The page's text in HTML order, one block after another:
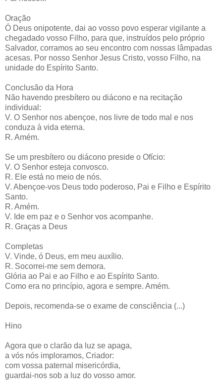
Oração
Ó Deus onipotente, dai ao vosso povo esperar vigilante a
chegadado vosso Filho, para que, instruídos pelo próprio
Salvador, corramos ao seu encontro com nossas lâmpadas
acesas. Por nosso Senhor Jesus Cristo, vosso Filho, na
unidade do Espírito Santo.
Conclusão da Hora
Não havendo presbítero ou diácono e na recitação
individual:
V. O Senhor nos abençoe, nos livre de todo mal e nos
conduza à vida eterna.
R. Amém.
Se um presbítero ou diácono preside o Ofício:
V. O Senhor esteja convosco.
R. Ele está no meio de nós.
V. Abençoe-vos Deus todo poderoso, Pai e Filho e Espírito
Santo.
R. Amém.
V. Ide em paz e o Senhor vos acompanhe.
R. Graças a Deus
Completas
V. Vinde, ó Deus, em meu auxílio.
R. Socorrei-me sem demora.
Glória ao Pai e ao Filho e ao Espírito Santo.
Como era no princípio, agora e sempre. Amém.
Depois, recomenda-se o exame de consciência (...)
Hino
Agora que o clarão da luz se apaga,
a vós nós imploramos, Criador:
com vossa paternal misericórdia,
guardai-nos sob a luz do vosso amor.